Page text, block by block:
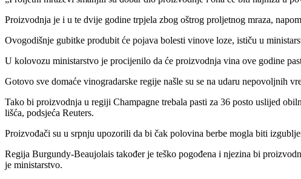
Proizvodnja je i u te dvije godine trpjela zbog oštrog proljetnog mraza,
Ovogodišnje gubitke produbit će pojava bolesti vinove loze, ističu u
U kolovozu ministarstvo je procijenilo da će proizvodnja vina ove godine
Gotovo sve domaće vinogradarske regije našle su se na udaru nepovoljnih
Tako bi proizvodnja u regiji Champagne trebala pasti za 36 posto uslijed
lišća, podsjeća Reuters.
Proizvođači su u srpnju upozorili da bi čak polovina berbe mogla biti
Regija Burgundy-Beaujolais također je teško pogođena i njezina bi
je ministarstvo.